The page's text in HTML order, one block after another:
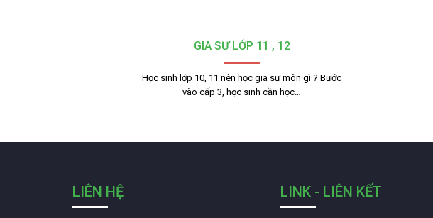
GIA SƯ LỚP 11 , 12
Học sinh lớp 10, 11 nên học gia sư môn gì ? Bước
vào cấp 3, học sinh cần học…
LIÊN HỆ LINK - LIÊN KẾT